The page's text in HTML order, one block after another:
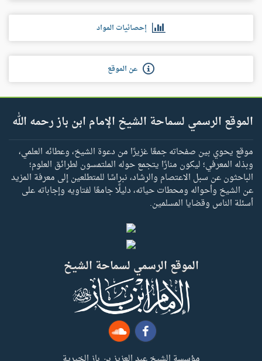
إحصائيات المواد
عن الموقع
الموقع الرسمي لسماحة الشيخ الإمام ابن باز رحمه الله
موقع يحوي بين صفحاته جمعًا غزيرًا من دعوة الشيخ، وعطائه العلمي،
وبذله المعرفي؛ ليكون منارًا يتجمع حوله الملتمسون لطرائق العلوم؛
الباحثون عن سبل الاعتصام والرشاد، نبراسًا للمتطلعين إلى معرفة المزيد
عن الشيخ وأحواله ومحطات حياته، دليلًا جامعًا لفتاويه وإجاباته على
أسئلة الناس وقضايا المسلمين.
الموقع الرسمي لسماحة الشيخ